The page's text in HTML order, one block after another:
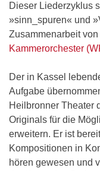
Dieser Liederzyklus
»sinn_spuren« und
Zusammenarbeit von
Kammerorchester
Der in Kassel
Aufgabe
Heilbronner Theater
Originals für die
erweitern. Er ist
Kompositionen in
hören gewesen und